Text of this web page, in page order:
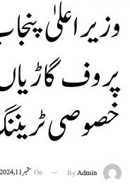
وزیراعلیٰ
پروف
خصوصی
ByAdmin
On ستمبر 11, 2024